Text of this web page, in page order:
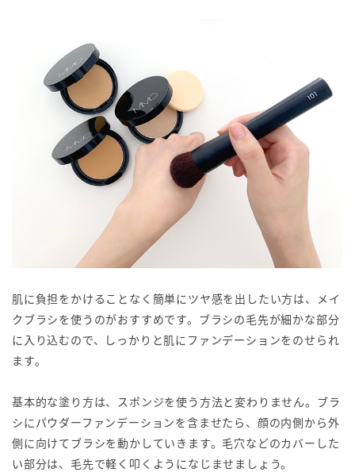
肌に負担をかけることなく簡単にツヤ感を出したい方は、メイ
クブラシを使うのがおすすめです。ブラシの毛先が細かな部分
に入り込むので、しっかりと肌にファンデーションをのせられ
ます。
基本的な塗り方は、スポンジを使う方法と変わりません。ブラ
シにパウダーファンデーションを含ませたら、顔の内側から外
側に向けてブラシを動かしていきます。毛穴などのカバーした
い部分は、毛先で軽く叩くようになじませましょう。